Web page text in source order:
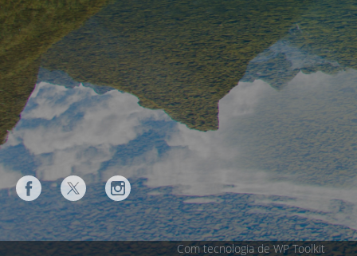
Com tecnologia de WP Toolkit